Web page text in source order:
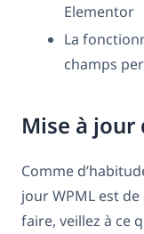
Elementor
La
champs
Mise à jour
Comme
jour WPML est
faire, veillez à ce